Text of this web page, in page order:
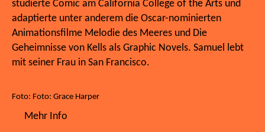
studierte Comic am California College of the Arts und
adaptierte unter anderem die Oscar-nominierten
Animationsfilme Melodie des Meeres und Die
Geheimnisse von Kells als Graphic Novels. Samuel lebt
mit seiner Frau in San Francisco.
Foto: Foto: Grace Harper
Mehr Info